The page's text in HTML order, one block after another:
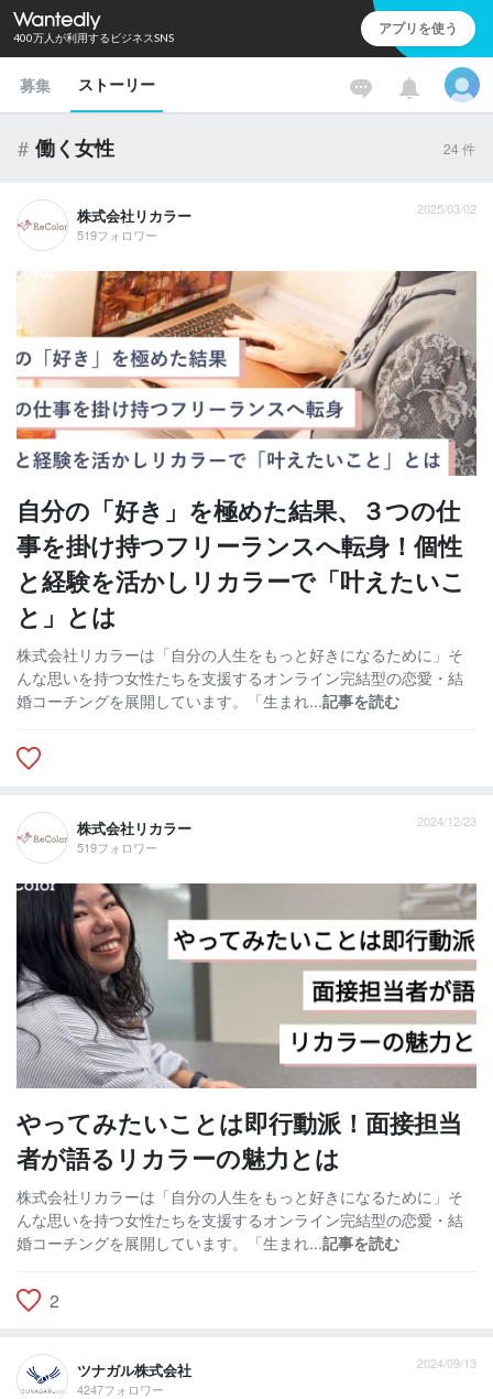
400万人が利用するビジネスSNS アプリを使う
募集 ストーリー
# 働く女性 24 件
株式会社リカラー
519フォロワー
2025/03/02
自分の「好き」を極めた結果、３つの仕
事を掛け持つフリーランスへ転身！個性
と経験を活かしリカラーで「叶えたいこ
と」とは
株式会社リカラーは「自分の人生をもっと好きになるために」そ
んな思いを持つ女性たちを支援するオンライン完結型の恋愛・結
婚コーチングを展開しています。「生まれ...記事を読む
株式会社リカラー
519フォロワー
2024/12/23
やってみたいことは即行動派！面接担当
者が語るリカラーの魅力とは
株式会社リカラーは「自分の人生をもっと好きになるために」そ
んな思いを持つ女性たちを支援するオンライン完結型の恋愛・結
婚コーチングを展開しています。「生まれ...記事を読む
2
ツナガル株式会社
4247フォロワー
2024/09/13